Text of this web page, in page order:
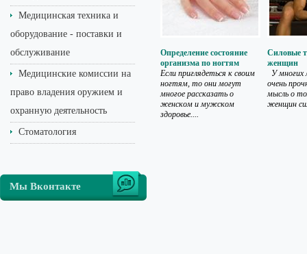
Медицинская техника и
оборудование - поставки и
обслуживание
Медицинские комиссии на
право владения оружием и
охранную деятельность
Стоматология
Мы Вконтакте
Определение состояние
организма по ногтям
Если приглядеться к своим
ногтям, то они могут
многое рассказать о
женском и мужском
здоровье....
Силовые
женщин
У многих
очень
мысль о
женщин